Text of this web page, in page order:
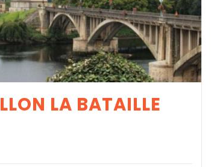
LA BATAILLE